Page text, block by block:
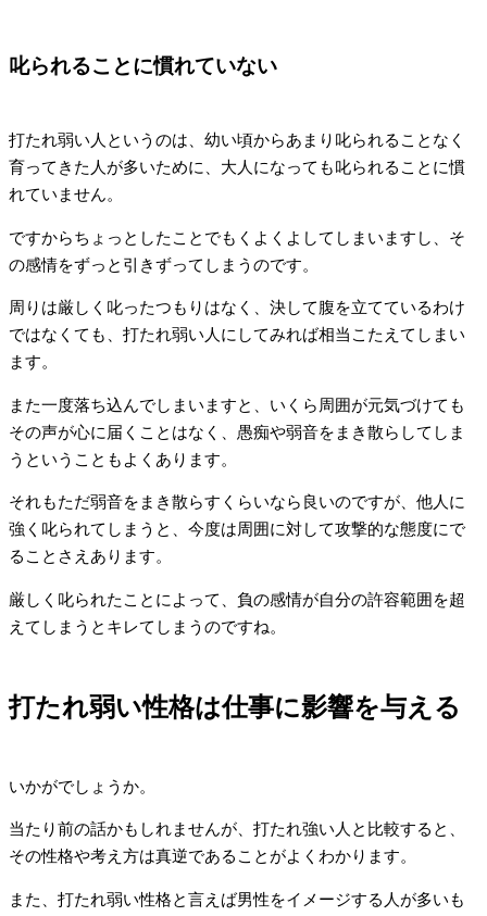
叱られることに慣れていない
打たれ弱い人というのは、幼い頃からあまり叱られることなく
育ってきた人が多いために、大人になっても叱られることに慣
れていません。
ですからちょっとしたことでもくよくよしてしまいますし、そ
の感情をずっと引きずってしまうのです。
周りは厳しく叱ったつもりはなく、決して腹を立てているわけ
ではなくても、打たれ弱い人にしてみれば相当こたえてしまい
ます。
また一度落ち込んでしまいますと、いくら周囲が元気づけても
その声が心に届くことはなく、愚痴や弱音をまき散らしてしま
うということもよくあります。
それもただ弱音をまき散らすくらいなら良いのですが、他人に
強く叱られてしまうと、今度は周囲に対して攻撃的な態度にで
ることさえあります。
厳しく叱られたことによって、負の感情が自分の許容範囲を超
えてしまうとキレてしまうのですね。
打たれ弱い性格は仕事に影響を与える
いかがでしょうか。
当たり前の話かもしれませんが、打たれ強い人と比較すると、
その性格や考え方は真逆であることがよくわかります。
また、打たれ弱い性格と言えば男性をイメージする人が多いも